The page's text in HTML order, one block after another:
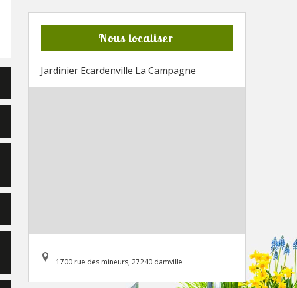
Nous localiser
Jardinier Ecardenville La Campagne
1700 rue des mineurs, 27240 damville